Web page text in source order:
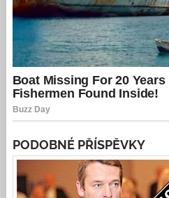
PODOBNÉ PŘÍSPĚVKY